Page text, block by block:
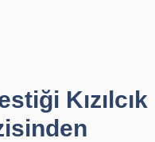
Kızılcık